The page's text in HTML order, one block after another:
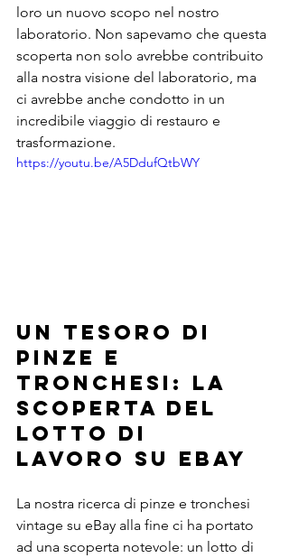
loro un nuovo scopo nel nostro
laboratorio. Non sapevamo che questa
scoperta non solo avrebbe contribuito
alla nostra visione del laboratorio, ma
ci avrebbe anche condotto in un
incredibile viaggio di restauro e
trasformazione.
https://youtu.be/A5DdufQtbWY
Un tesoro di
pinze e
tronchesi: la
scoperta del
lotto di
lavoro su eBay
La nostra ricerca di pinze e tronchesi
vintage su eBay alla fine ci ha portato
ad una scoperta notevole: un lotto di